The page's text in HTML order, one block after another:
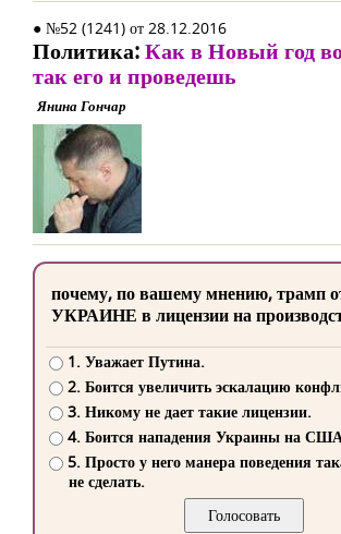
● №52 (1241) от 28.12.2016
Политика:Как в Новый год
так его и проведешь
Янина Гончар
почему, по вашему мнению, трамп
УКРАИНЕ в лицензии на
1. Уважает Путина.
2. Боится увеличить эскалацию
3. Никому не дает такие лицензии.
4. Боится нападения Украины на
5. Просто у него манера поведения
не сделать.